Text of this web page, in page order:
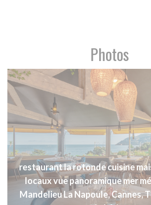
Photos
restaurant la rotonde cuisine
locaux vue panoramique mer
Mandelieu La Napoule, Cannes,